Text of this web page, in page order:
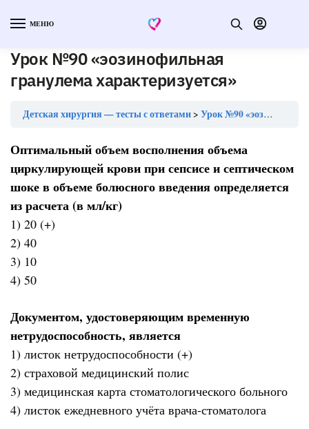
МЕНЮ
Урок №90 «эозинофильная
гранулема характеризуется»
Детская хирургия — тесты с ответами Урок №90 «эозинофильная гранулема характеризуется»
Оптимальный объем восполнения объема
циркулирующей крови при сепсисе и септическом
шоке в объеме болюсного введения определяется
из расчета (в мл/кг)
1) 20 (+)
2) 40
3) 10
4) 50
Документом, удостоверяющим временную
нетрудоспособность, является
1) листок нетрудоспособности (+)
2) страховой медицинский полис
3) медицинская карта стоматологического больного
4) листок ежедневного учёта врача-стоматолога